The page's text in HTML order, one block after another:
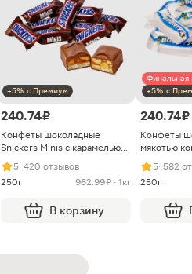
+5% с Премиум
240.74 ₽
Конфеты шоколадные
Snickers Minis с карамелью
арахисом и нугой
5· 420 отзывов
250г
962.99 ₽ · 1кг
В корзину
Финальная
+5% с
240.74 ₽
Конфеты
мякотью
5· 582
250г